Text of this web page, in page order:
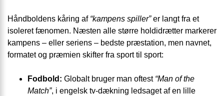
Håndboldens kåring af “kampens spiller”er langt fra et
isoleret fænomen. Næsten alle større hold­idrætter markerer
kampens – eller seriens – bedste præstation, men navnet,
formatet og præmien skifter fra sport til sport:
Fodbold: Globalt bruger man oftest “Man of the
Match”, i engelsk tv-dækning ledsaget af en lille